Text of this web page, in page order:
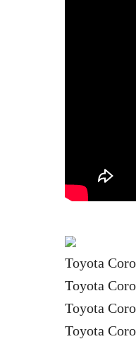
Toyota
Toyota
Toyota
Toyota